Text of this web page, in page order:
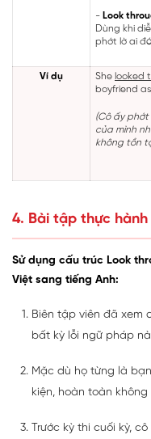
- Look
Dùng khi
phớt lờ ai
Ví dụ She looked
boyfriend
(Cô ấy phớt
của mình
không tồn
4. Bài tập thực
Sử dụng cấu trúc Look
Việt sang tiếng Anh:
Biên tập viên đã xem
bất kỳ lỗi ngữ pháp
Mặc dù họ từng là
kiện, hoàn toàn
Trước kỳ thi cuối kỳ,